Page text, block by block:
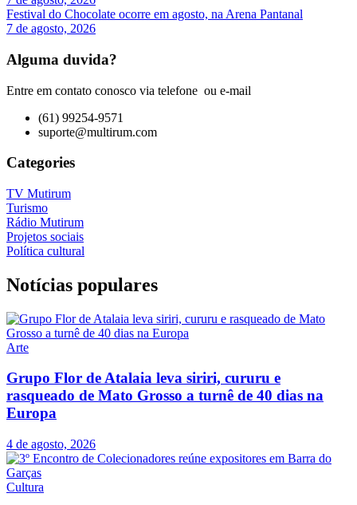
Festival do Chocolate ocorre em agosto, na Arena Pantanal
7 de agosto, 2026
Alguma duvida?
Entre em contato conosco via telefone ou e-mail
(61) 99254-9571
suporte@multirum.com
Categories
TV Mutirum
Turismo
Rádio Mutirum
Projetos sociais
Política cultural
Notícias populares
Arte
Grupo Flor de Atalaia leva siriri, cururu e
rasqueado de Mato Grosso a turnê de 40 dias na
Europa
4 de agosto, 2026
Cultura